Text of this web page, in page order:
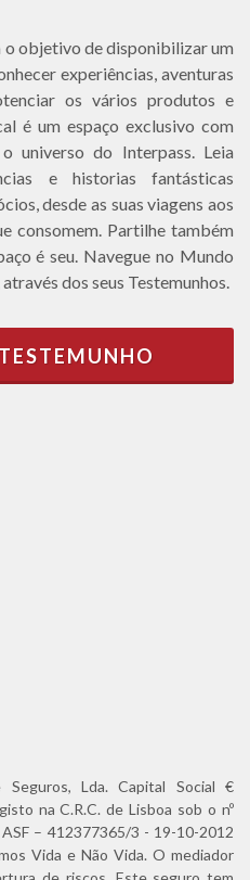
objetivo de disponibilizar um
experiências, aventuras
os vários produtos e
é um espaço exclusivo com
universo do Interpass. Leia
e historias fantásticas
desde as suas viagens aos
consomem. Partilhe também
é seu. Navegue no Mundo
dos seus Testemunhos.
Seguros, Lda. Capital Social €
na C.R.C. de Lisboa sob o nº
– 412377365/3 - 19-10-2012
Vida e Não Vida. O mediador